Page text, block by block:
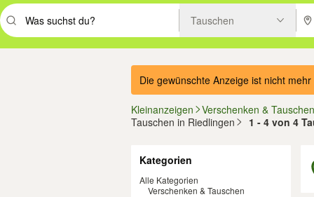
Suchbegriff eingeben. Eingabetaste drücken um zu suchen, oder
Tauschen
Die gewünschte Anzeige ist nicht
Kleinanzeigen
Verschenken & Tauschen
Tauschen in Riedlingen
1 - 4 von 4
Kategorien
Alle Kategorien
Verschenken & Tauschen